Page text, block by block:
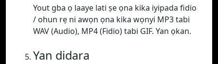
Yout gba ọ laaye lati ṣe ọna kika iyipada fidio
/ ohun rẹ ni awọn ọna kika wọnyi MP3 tabi
WAV (Audio), MP4 (Fidio) tabi GIF. Yan ọkan.
Yan didara